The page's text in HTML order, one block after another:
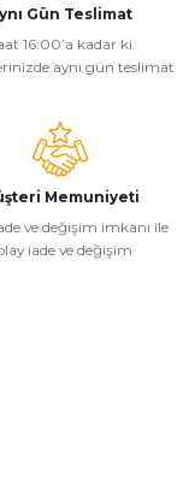
Gün Teslimat
16:00’a kadar ki
aynı gün teslimat
Memuniyeti
ve değişim imkanı ile
iade ve değişim